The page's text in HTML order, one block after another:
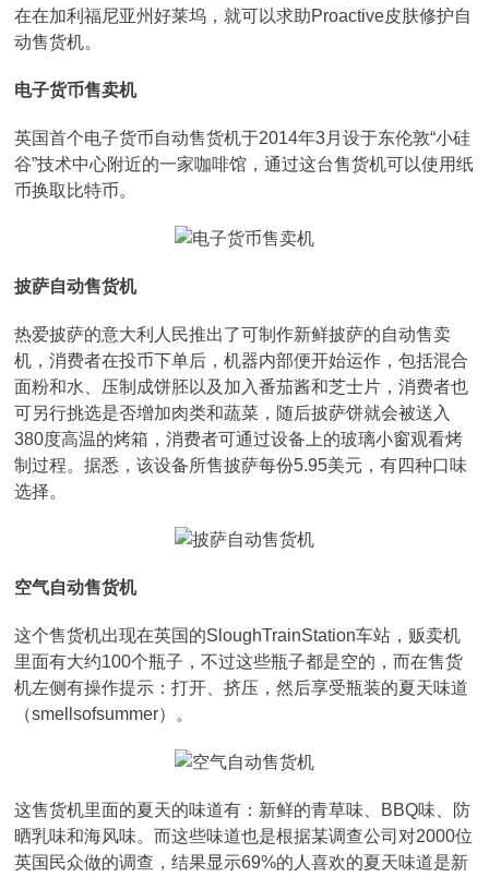
在在加利福尼亚州好莱坞，就可以求助Proactive皮肤修护自
动售货机。
电子货币售卖机
英国首个电子货币自动售货机于2014年3月设于东伦敦“小硅
谷”技术中心附近的一家咖啡馆，通过这台售货机可以使用纸
币换取比特币。
披萨自动售货机
热爱披萨的意大利人民推出了可制作新鲜披萨的自动售卖
机，消费者在投币下单后，机器内部便开始运作，包括混合
面粉和水、压制成饼胚以及加入番茄酱和芝士片，消费者也
可另行挑选是否增加肉类和蔬菜，随后披萨饼就会被送入
380度高温的烤箱，消费者可通过设备上的玻璃小窗观看烤
制过程。据悉，该设备所售披萨每份5.95美元，有四种口味
选择。
空气自动售货机
这个售货机出现在英国的SloughTrainStation车站，贩卖机
里面有大约100个瓶子，不过这些瓶子都是空的，而在售货
机左侧有操作提示：打开、挤压，然后享受瓶装的夏天味道
（smellsofsummer）。
这售货机里面的夏天的味道有：新鲜的青草味、BBQ味、防
晒乳味和海风味。而这些味道也是根据某调查公司对2000位
英国民众做的调查，结果显示69%的人喜欢的夏天味道是新